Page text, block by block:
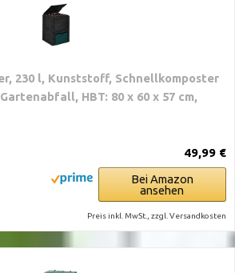
230 l, Kunststoff, Schnellkomposter
HBT: 80 x 60 x 57 cm,
49,99 €
Bei Amazon
ansehen
Preis inkl. MwSt., zzgl. Versandkosten